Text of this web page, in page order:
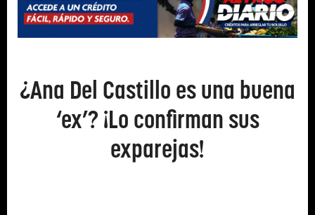
¿Ana Del Castillo es una buena
‘ex’? ¡Lo confirman sus
exparejas!